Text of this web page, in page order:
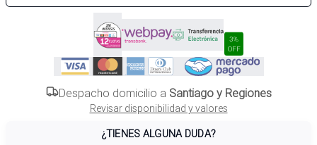
3%
OFF
Despacho domicilio a Santiago y Regiones
Revisar disponibilidad y valores
¿TIENES ALGUNA DUDA?